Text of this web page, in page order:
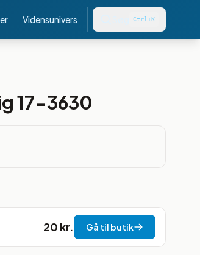
Vidensunivers Ctrl+K
17-3630
20 kr. Gå til butik